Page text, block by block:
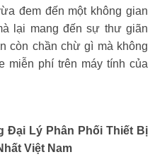
đem đến một không gian
lại mang đến sự thư giãn
còn chần chừ gì mà không
miễn phí trên máy tính của
Đại Lý Phân Phối Thiết Bị
Việt Nam